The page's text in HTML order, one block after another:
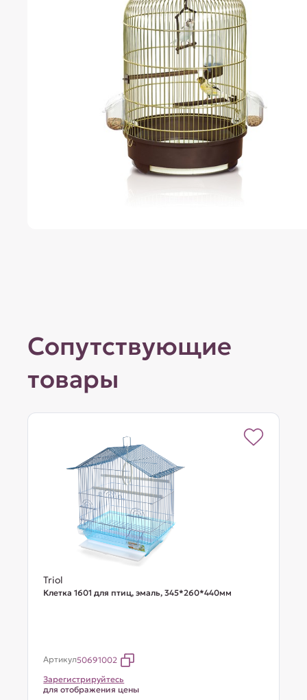
Сопутствующие
товары
Triol
Клетка 1601 для птиц, эмаль, 345*260*440мм
Артикул50691002
Зарегистрируйтесь
для отображения цены